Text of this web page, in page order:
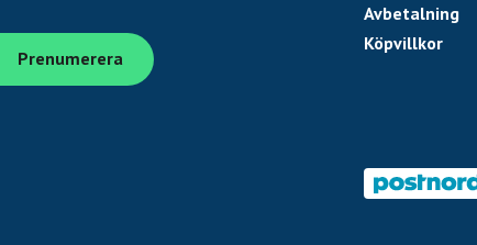
Avbetalning
Köpvillkor